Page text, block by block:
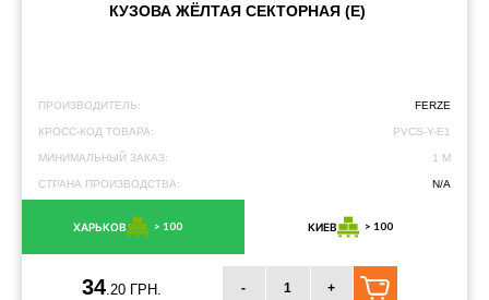
КУЗОВА ЖЁЛТАЯ СЕКТОРНАЯ (Е)
ПРОИЗВОДИТЕЛЬ: FERZE
КРОСС-КОД ТОВАРА: PVCS-Y-E1
МИНИМАЛЬНЫЙ ЗАКАЗ: 1 М
СТРАНА ПРОИЗВОДСТВА: N/A
ХАРЬКОВ > 100 КИЕВ > 100
34 .20 ГРН. - +